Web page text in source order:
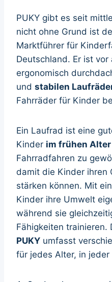
PUKY gibt es seit
nicht ohne Grund ist
Marktführer für
Deutschland. Er ist vor
ergonomisch
und stabilen
Fahrräder für Kinder
Ein Laufrad ist eine
Kinder im frühen Alter
Fahrradfahren zu
damit die Kinder ihren
stärken können. Mit
Kinder ihre Umwelt
während sie
Fähigkeiten trainieren.
PUKY umfasst
für jedes Alter, in jeder